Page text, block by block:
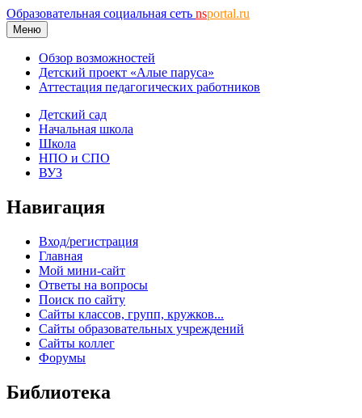
Образовательная социальная сеть nsportal.ru
Меню
Обзор возможностей
Детский проект «Алые паруса»
Аттестация педагогических работников
Детский сад
Начальная школа
Школа
НПО и СПО
ВУЗ
Навигация
Вход/регистрация
Главная
Мой мини-сайт
Ответы на вопросы
Поиск по сайту
Сайты классов, групп, кружков...
Сайты образовательных учреждений
Сайты коллег
Форумы
Библиотека